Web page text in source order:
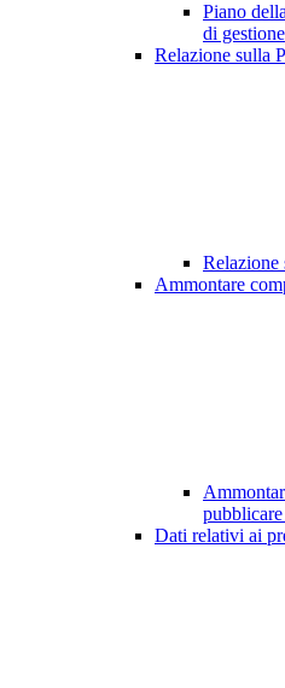
Piano
di gestione
Relazione sulla
Relazione
Ammontare
Dati relativi ai